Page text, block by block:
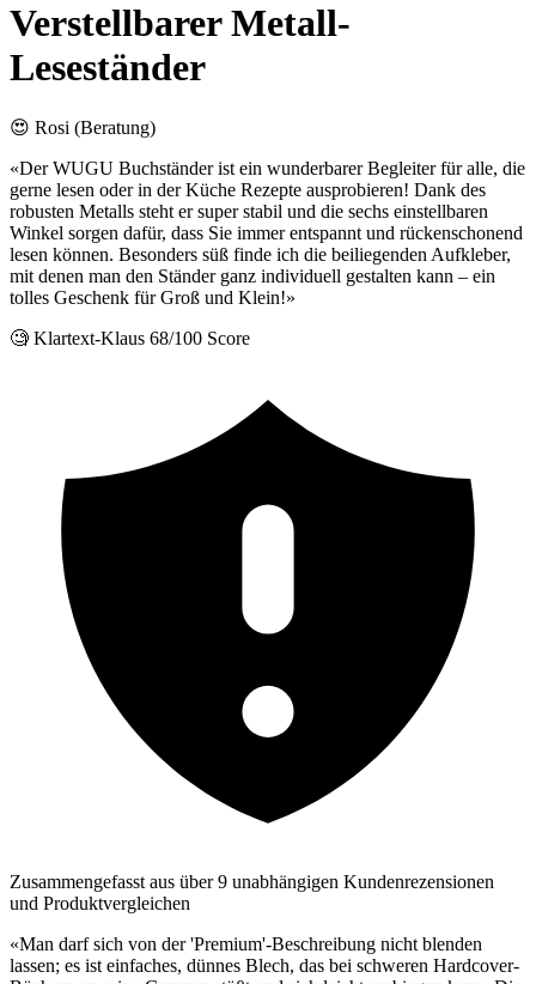
Verstellbarer Metall-
Leseständer
😍 Rosi (Beratung)
«Der WUGU Buchständer ist ein wunderbarer Begleiter für alle, die
gerne lesen oder in der Küche Rezepte ausprobieren! Dank des
robusten Metalls steht er super stabil und die sechs einstellbaren
Winkel sorgen dafür, dass Sie immer entspannt und rückenschonend
lesen können. Besonders süß finde ich die beiliegenden Aufkleber,
mit denen man den Ständer ganz individuell gestalten kann – ein
tolles Geschenk für Groß und Klein!»
🧐 Klartext-Klaus 68/100 Score
Zusammengefasst aus über 9 unabhängigen Kundenrezensionen
und Produktvergleichen
«Man darf sich von der 'Premium'-Beschreibung nicht blenden
lassen; es ist einfaches, dünnes Blech, das bei schweren Hardcover-